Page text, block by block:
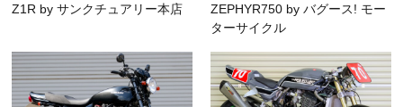
Z1R by サンクチュアリー本店
ZEPHYR750 by バグース! モー
ターサイクル